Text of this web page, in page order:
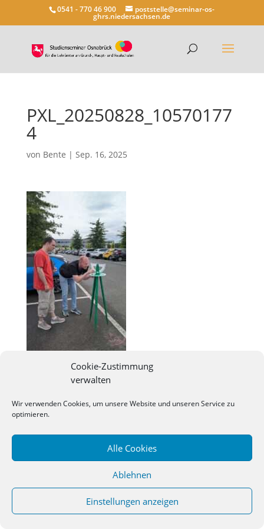
Cookie-Zustimmung
verwalten
Wir verwenden Cookies, um unsere Website und unseren Service zu
optimieren.
Alle Cookies
Ablehnen
Einstellungen anzeigen
0541 - 770 46 900 poststelle@seminar-os-
ghrs.niedersachsen.de
PXL_20250828_10570177
4
von Bente | Sep. 16, 2025
©2026Studienseminar Osnabrueck | powered by